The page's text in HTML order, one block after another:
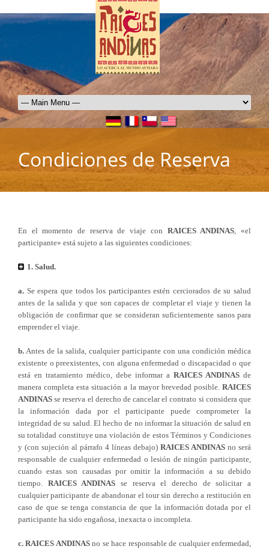
Condiciones de Reserva
En el momento de reserva de viaje con RAICES ANDINAS, «el
participante» está sujeto a las siguientes condiciones:
1. Salud.
a. Se espera que todos los participantes estén cerciorados de su salud
antes de la salida y que son capaces de completar el viaje y tienen la
obligación de confirmar que se consideran suficientemente sanos para
emprender el viaje.
b. Antes de la salida, cualquier participante con una condición médica
existente o preexistentes, con alguna enfermedad o discapacidad o que
está en tratamiento médico, debe informar a RAICES ANDINAS de
manera completa esta situación a la mayor brevedad posible. RAICES
ANDINAS se reserva el derecho de cancelar el contrato si considera que
la información dada por el participante puede comprometer la
integridad de su salud. El hecho de no informar la situación de salud en
su totalidad constituye una violación de estos Términos y Condiciones
y (con sujeción al párrafo 4 líneas debajo) RAICES ANDINAS no será
responsable de cualquier enfermedad o lesión de ningún participante,
cuando estas son causadas por omitir la información a su debido
tiempo. RAICES ANDINAS se reserva el derecho de solicitar a
cualquier participante de abandonar el tour sin derecho a restitución en
caso de que se tenga constancia de que la información dotada por el
participante ha sido engañosa, inexacta o incompleta.
c. RAICES ANDINASno se hace responsable de cualquier enfermedad,